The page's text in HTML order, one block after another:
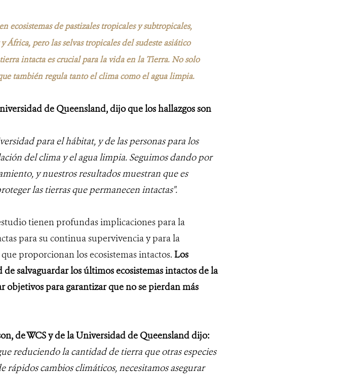
ecosistemas de pastizales tropicales y subtropicales,
África, pero las selvas tropicales del sudeste asiático
intacta es crucial para la vida en la Tierra. No solo
también regula tanto el clima como el agua limpia.
de Queensland, dijo que los hallazgos son
para el hábitat, y de las personas para los
del clima y el agua limpia. Seguimos dando por
y nuestros resultados muestran que es
las tierras que permanecen intactas".
tienen profundas implicaciones para la
para su continua supervivencia y para la
proporcionan los ecosistemas intactos. Los
salvaguardar los últimos ecosistemas intactos de la
objetivos para garantizar que no se pierdan más
de WCS y de la Universidad de Queensland dijo:
reduciendo la cantidad de tierra que otras especies
rápidos cambios climáticos, necesitamos asegurar